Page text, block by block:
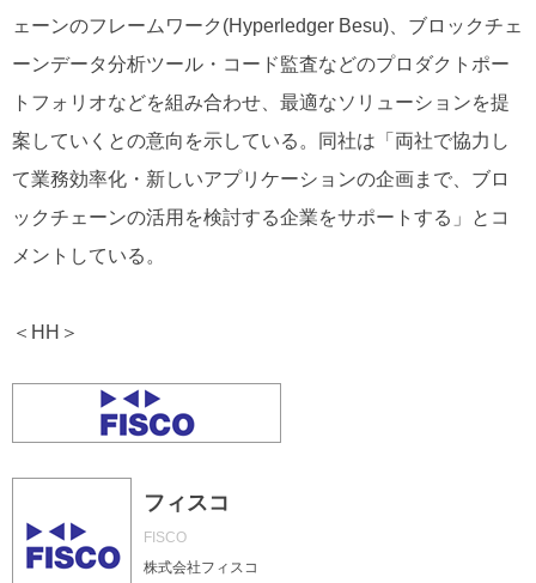
ェーンのフレームワーク(Hyperledger Besu)、ブロックチェ
ーンデータ分析ツール・コード監査などのプロダクトポー
トフォリオなどを組み合わせ、最適なソリューションを提
案していくとの意向を示している。同社は「両社で協力し
て業務効率化・新しいアプリケーションの企画まで、ブロ
ックチェーンの活用を検討する企業をサポートする」とコ
メントしている。
＜HH＞
フィスコ
FISCO
株式会社フィスコ